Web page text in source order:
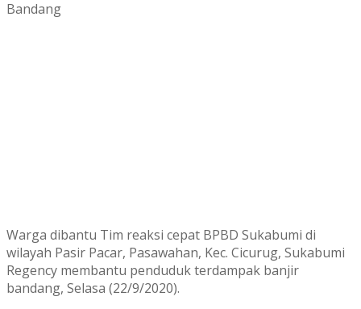
Warga dibantu Tim reaksi cepat BPBD Sukabumi di
wilayah Pasir Pacar, Pasawahan, Kec. Cicurug, Sukabumi
Regency membantu penduduk terdampak banjir
bandang, Selasa (22/9/2020).